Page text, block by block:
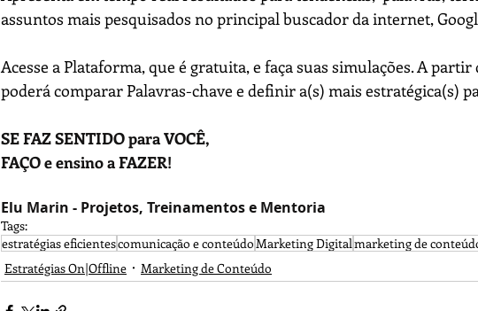
assuntos mais pesquisados no principal buscador da internet,
Acesse a Plataforma, que é gratuita, e faça suas simulações. A
poderá comparar Palavras-chave e definir a(s) mais estratégica(s)
SE FAZ SENTIDO para VOCÊ,
FAÇO e ensino a FAZER!
Elu Marin - Projetos, Treinamentos e Mentoria
Tags:
estratégias eficientescomunicação e conteúdoMarketing Digitalmarketing de
Estratégias On|Offline
Marketing de Conteúdo